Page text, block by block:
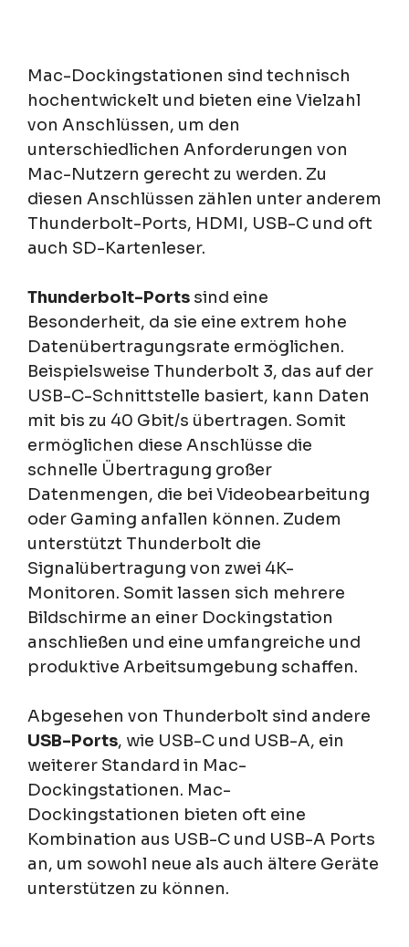
Mac-Dockingstationen sind technisch
hochentwickelt und bieten eine Vielzahl
von Anschlüssen, um den
unterschiedlichen Anforderungen von
Mac-Nutzern gerecht zu werden. Zu
diesen Anschlüssen zählen unter anderem
Thunderbolt-Ports, HDMI, USB-C und oft
auch SD-Kartenleser.
Thunderbolt-Ports sind eine
Besonderheit, da sie eine extrem hohe
Datenübertragungsrate ermöglichen.
Beispielsweise Thunderbolt 3, das auf der
USB-C-Schnittstelle basiert, kann Daten
mit bis zu 40 Gbit/s übertragen. Somit
ermöglichen diese Anschlüsse die
schnelle Übertragung großer
Datenmengen, die bei Videobearbeitung
oder Gaming anfallen können. Zudem
unterstützt Thunderbolt die
Signalübertragung von zwei 4K-
Monitoren. Somit lassen sich mehrere
Bildschirme an einer Dockingstation
anschließen und eine umfangreiche und
produktive Arbeitsumgebung schaffen.
Abgesehen von Thunderbolt sind andere
USB-Ports, wie USB-C und USB-A, ein
weiterer Standard in Mac-
Dockingstationen. Mac-
Dockingstationen bieten oft eine
Kombination aus USB-C und USB-A Ports
an, um sowohl neue als auch ältere Geräte
unterstützen zu können.